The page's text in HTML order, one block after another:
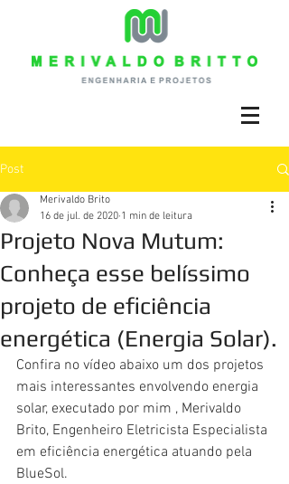
Post
Projeto Nova Mutum:
Conheça esse belíssimo
projeto de eficiência
energética (Energia Solar).
Merivaldo Brito
16 de jul. de 2020 1 min de leitura
Confira no vídeo abaixo um dos projetos
mais interessantes envolvendo energia
solar, executado por mim , Merivaldo
Brito, Engenheiro Eletricista Especialista
em eficiência energética atuando pela
BlueSol.